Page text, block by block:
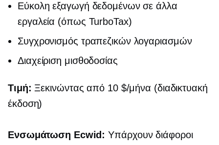
Εύκολη εξαγωγή δεδομένων σε άλλα
εργαλεία (όπως TurboTax)
Συγχρονισμός τραπεζικών λογαριασμών
Διαχείριση μισθοδοσίας
Τιμή: Ξεκινώντας από 10 $/μήνα (διαδικτυακή
έκδοση)
Ενσωμάτωση Ecwid:Υπάρχουν διάφοροι